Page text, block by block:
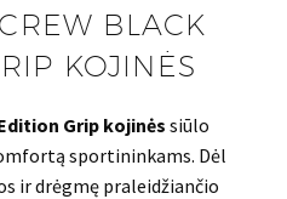
BLACK
KOJINĖS
Grip kojinės siūlo
sportininkams. Dėl
ir drėgmę praleidžiančio